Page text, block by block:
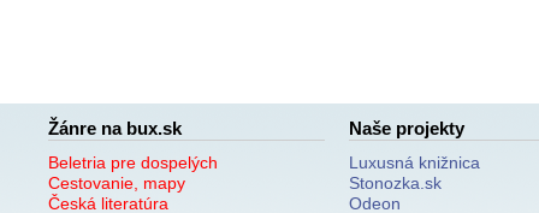
Žánre na bux.sk
Beletria pre dospelých
Cestovanie, mapy
Česká literatúra
Naše projekty
Luxusná knižnica
Stonozka.sk
Odeon